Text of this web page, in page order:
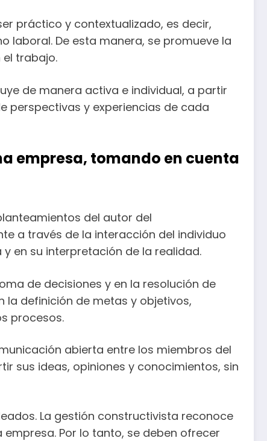
práctico y contextualizado, es decir,
laboral. De esta manera, se promueve la
trabajo.
de manera activa e individual, a partir
perspectivas y experiencias de cada
empresa, tomando en cuenta
del autor del
a través de la interacción del individuo
en su interpretación de la realidad.
de decisiones y en la resolución de
definición de metas y objetivos,
procesos.
abierta entre los miembros del
sus ideas, opiniones y conocimientos, sin
La gestión constructivista reconoce
Por lo tanto, se deben ofrecer